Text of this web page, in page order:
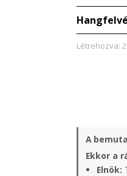
Létrehozva:
A
Ekkor a
Elnök: